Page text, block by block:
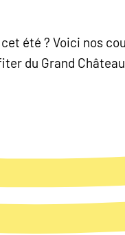
cet été ? Voici nos
du Grand